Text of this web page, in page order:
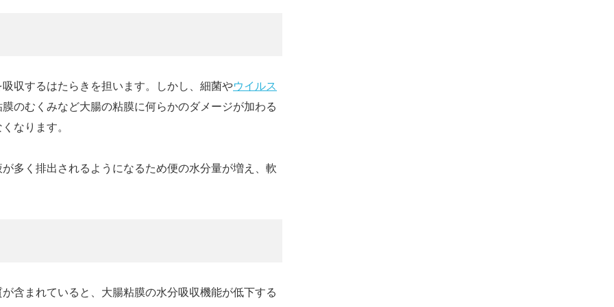
収するはたらきを担います。しかし、細菌やウイルス
のむくみなど大腸の粘膜に何らかのダメージが加わる
なります。
多く排出されるようになるため便の水分量が増え、軟
含まれていると、大腸粘膜の水分吸収機能が低下する